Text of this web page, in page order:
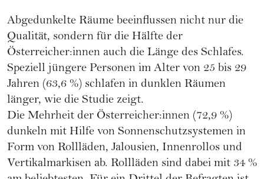
Abgedunkelte Räume beeinflussen nicht nur die
Qualität, sondern für die Hälfte der
Österreicher:innen auch die Länge des Schlafes.
Speziell jüngere Personen im Alter von 25 bis 29
Jahren (63,6 %) schlafen in dunklen Räumen
länger, wie die Studie zeigt.
Die Mehrheit der Österreicher:innen (72,9 %)
dunkeln mit Hilfe von Sonnenschutzsystemen in
Form von Rollläden, Jalousien, Innenrollos und
Vertikalmarkisen ab. Rollläden sind dabei mit 34 %